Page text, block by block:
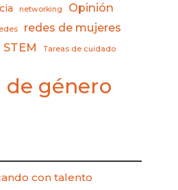
networking Opinión
redes de mujeres
STEM Tareas de cuidado
de género
con talento